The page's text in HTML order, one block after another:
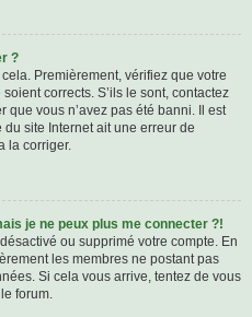
?
Premièrement, vérifiez que votre
corrects. S’ils le sont, contactez
vous n’avez pas été banni. Il est
site Internet ait une erreur de
la corriger.
je ne peux plus me connecter ?!
ou supprimé votre compte. En
les membres ne postant pas
Si cela vous arrive, tentez de vous
forum.